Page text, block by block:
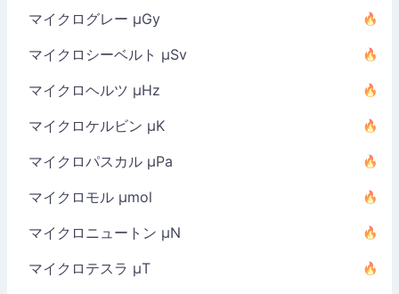
マイクログレー µGy
マイクロシーベルト µSv
マイクロヘルツ µHz
マイクロケルビン µK
マイクロパスカル µPa
マイクロモル µmol
マイクロニュートン µN
マイクロテスラ µT